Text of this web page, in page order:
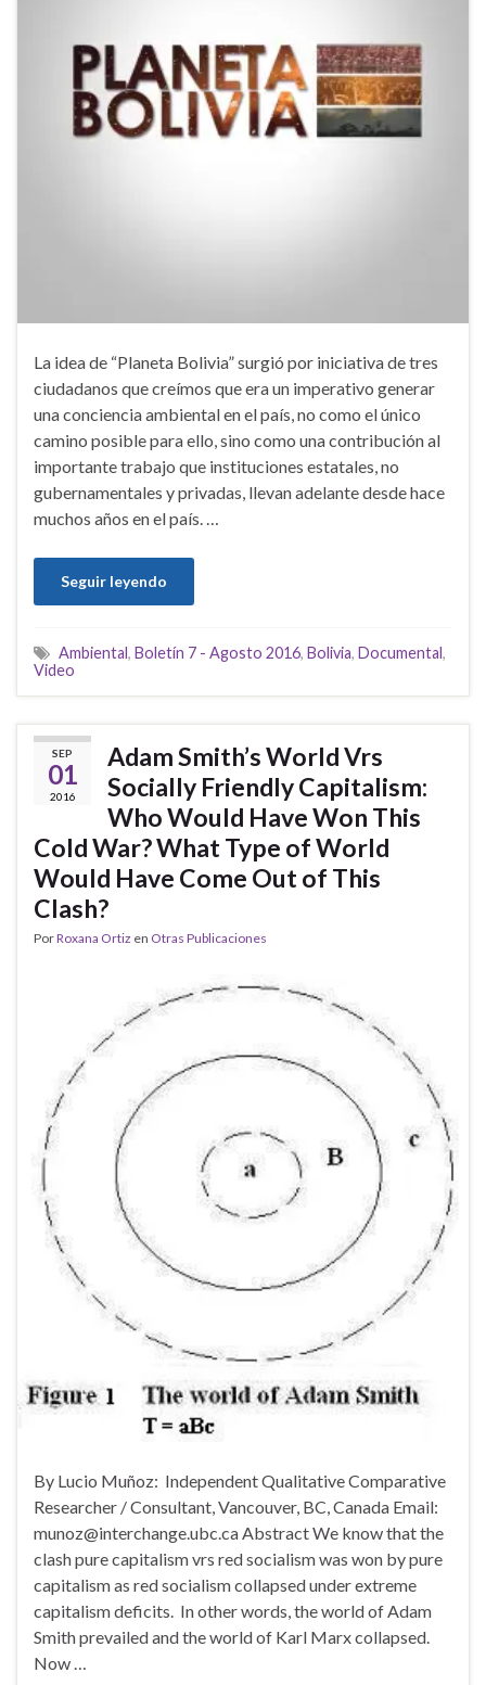
La idea de “Planeta Bolivia” surgió por iniciativa de tres
ciudadanos que creímos que era un imperativo generar
una conciencia ambiental en el país, no como el único
camino posible para ello, sino como una contribución al
importante trabajo que instituciones estatales, no
gubernamentales y privadas, llevan adelante desde hace
muchos años en el país. …
Seguir leyendo
Ambiental, Boletín 7 - Agosto 2016, Bolivia, Documental,
Video
SEP
01
2016
Adam Smith’s World Vrs
Socially Friendly Capitalism:
Who Would Have Won This
Cold War? What Type of World
Would Have Come Out of This
Clash?
PorRoxana Ortiz en Otras Publicaciones
By Lucio Muñoz: Independent Qualitative Comparative
Researcher / Consultant, Vancouver, BC, Canada Email:
munoz@interchange.ubc.ca Abstract We know that the
clash pure capitalism vrs red socialism was won by pure
capitalism as red socialism collapsed under extreme
capitalism deficits. In other words, the world of Adam
Smith prevailed and the world of Karl Marx collapsed.
Now …